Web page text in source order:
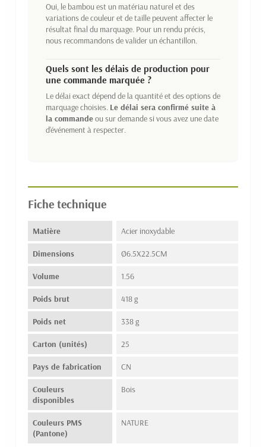
Oui, le bambou est un matériau naturel et des
variations de couleur et de taille peuvent affecter le
résultat final du marquage. Pour un rendu précis,
nous recommandons de valider un échantillon.
Quels sont les délais de production pour
une commande marquée ?
Le délai exact dépend de la quantité et des options de
marquage choisies. Le délai sera confirmé suite à
la commandeou sur demande si vous avez une date
d'événement à respecter.
Fiche technique
Matière Acier inoxydable
Dimensions Ø6.5X22.5CM
Volume 1.56
Poids brut 418 g
Poids net 338 g
Carton (unités) 25
Pays de fabrication CN
Couleurs
disponibles
Bois
Couleurs PMS
(Pantone)
NATURE